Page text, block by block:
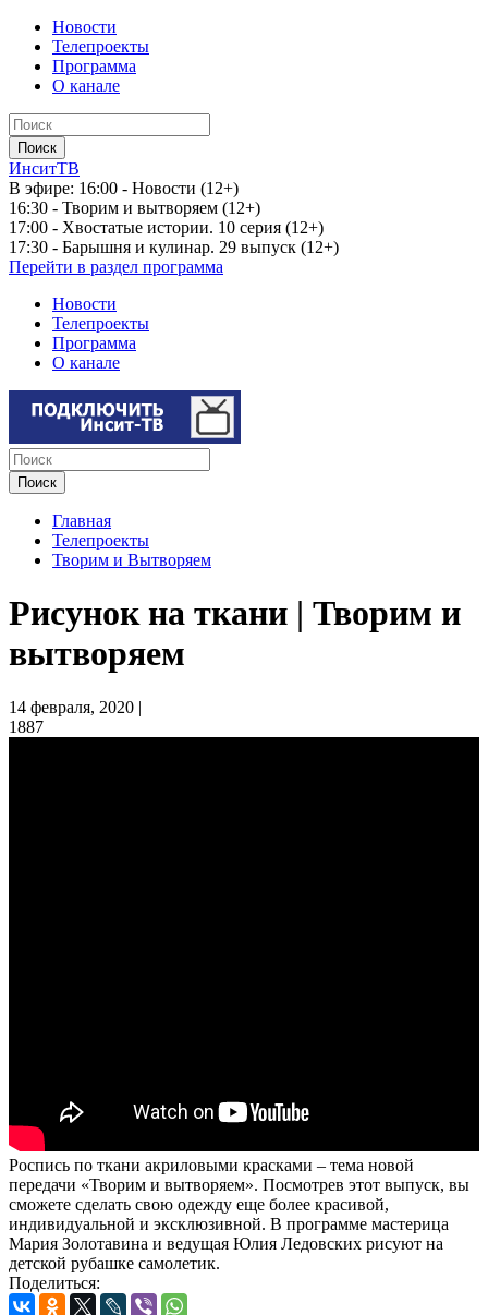
Новости
Телепроекты
Программа
О канале
ИнситТВ
В эфире: 16:00 - Новости (12+)
16:30 - Творим и вытворяем (12+)
17:00 - Хвостатые истории. 10 серия (12+)
17:30 - Барышня и кулинар. 29 выпуск (12+)
Перейти в раздел программа
Новости
Телепроекты
Программа
О канале
Главная
Телепроекты
Творим и Вытворяем
Рисунок на ткани | Творим и
вытворяем
14 февраля, 2020 |
1887
Роспись по ткани акриловыми красками – тема новой
передачи «Творим и вытворяем». Посмотрев этот выпуск, вы
сможете сделать свою одежду еще более красивой,
индивидуальной и эксклюзивной. В программе мастерица
Мария Золотавина и ведущая Юлия Ледовских рисуют на
детской рубашке самолетик.
Поделиться: